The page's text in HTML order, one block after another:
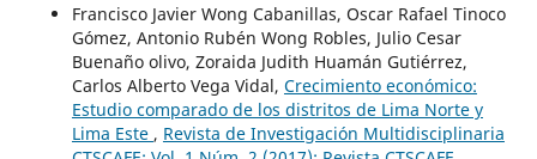
Francisco Javier Wong Cabanillas, Oscar Rafael Tinoco
Gómez, Antonio Rubén Wong Robles, Julio Cesar
Buenaño olivo, Zoraida Judith Huamán Gutiérrez,
Carlos Alberto Vega Vidal, Crecimiento económico:
Estudio comparado de los distritos de Lima Norte y
Lima Este , Revista de Investigación Multidisciplinaria